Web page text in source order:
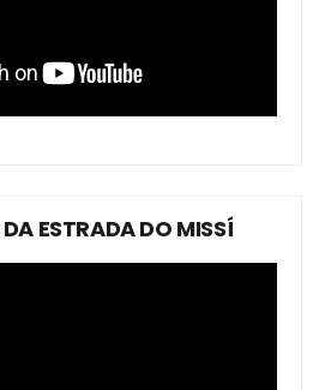
ESTRADA DO MISSÍ